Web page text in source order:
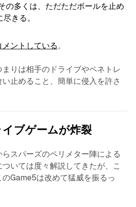
の多くは、ただただボールを止め
きる。
メントしている。
りは相手のドライブやペネトレ
止めること、簡単に侵入を許さ
ブゲームが炸裂
スパーズのペリメター陣による
ついては度々解説してきたが、こ
Game5は改めて猛威を振るっ